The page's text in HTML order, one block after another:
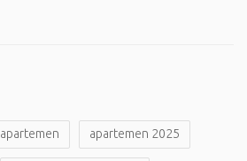
apartemen apartemen 2025